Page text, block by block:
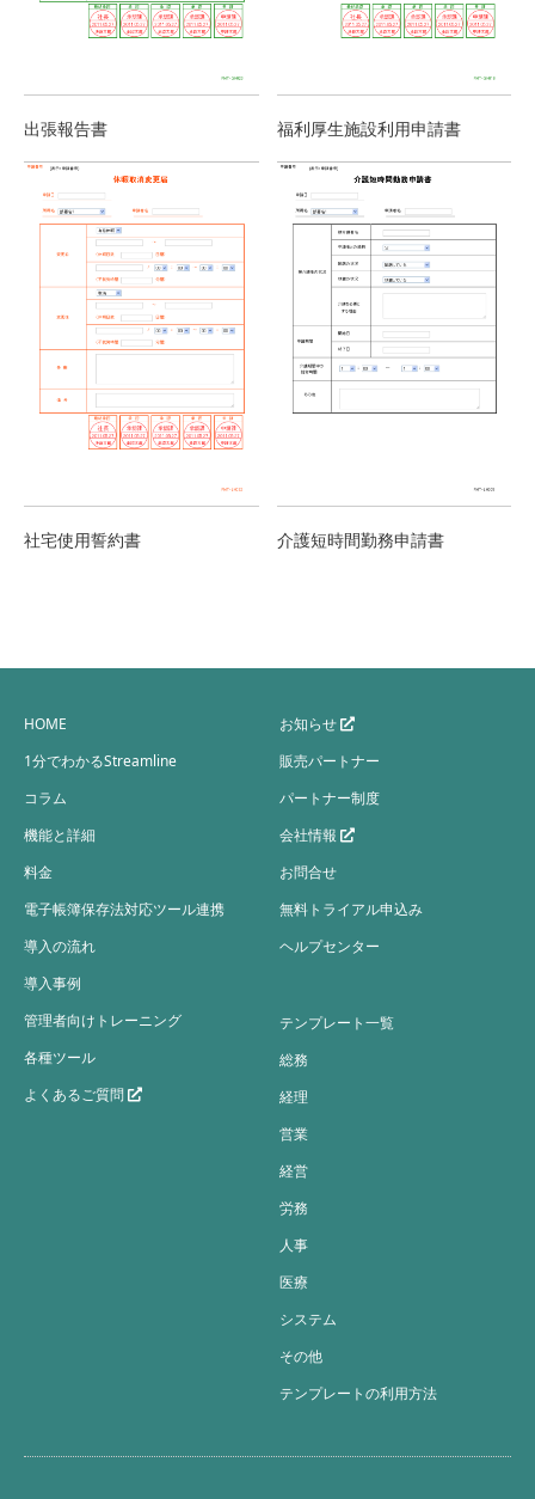
出張報告書 福利厚生施設利用申請書
社宅使用誓約書 介護短時間勤務申請書
HOME
1分でわかるStreamline
コラム
機能と詳細
料金
電子帳簿保存法対応ツール連携
導入の流れ
導入事例
管理者向けトレーニング
各種ツール
よくあるご質問
お知らせ
販売パートナー
パートナー制度
会社情報
お問合せ
無料トライアル申込み
ヘルプセンター
テンプレート一覧
総務
経理
営業
経営
労務
人事
医療
システム
その他
テンプレートの利用方法